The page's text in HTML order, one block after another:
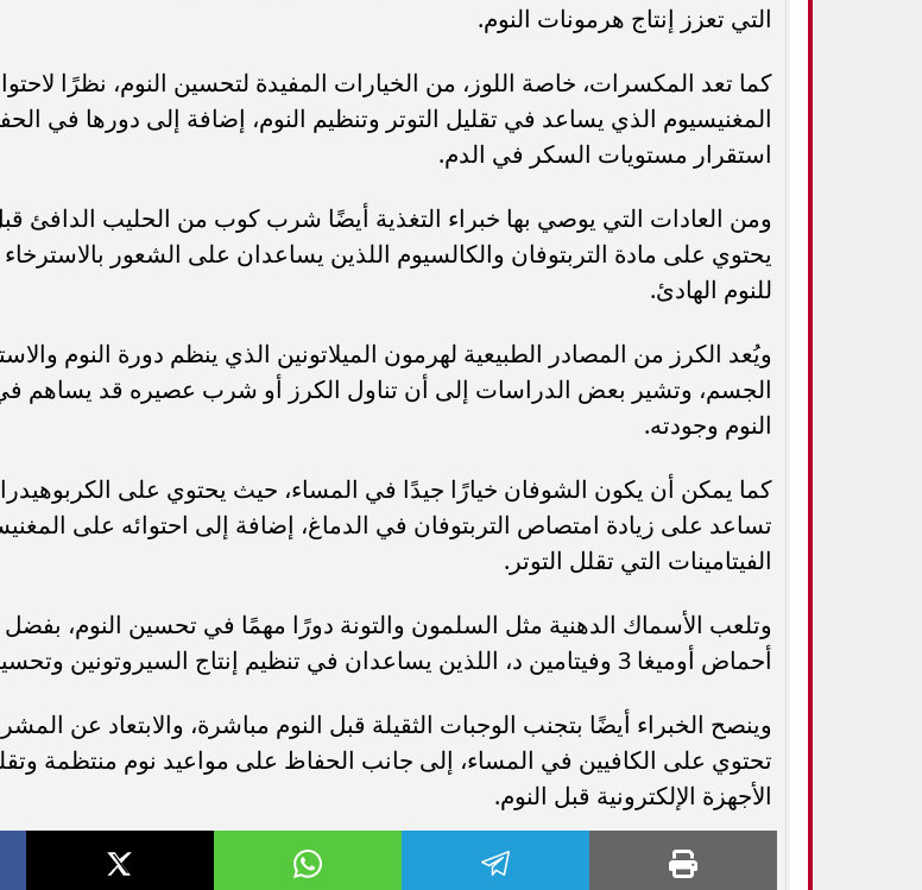
التي تعزز إنتاج هرمونات النوم.
كما تعد المكسرات، خاصة اللوز، من الخيارات المفيدة لتحسين النوم، نظرًا
المغنيسيوم الذي يساعد في تقليل التوتر وتنظيم النوم، إضافة إلى دورها في
استقرار مستويات السكر في الدم.
ومن العادات التي يوصي بها خبراء التغذية أيضًا شرب كوب من الحليب الدافئ
يحتوي على مادة التربتوفان والكالسيوم اللذين يساعدان على الشعور
للنوم الهادئ.
ويُعد الكرز من المصادر الطبيعية لهرمون الميلاتونين الذي ينظم دورة النوم
الجسم، وتشير بعض الدراسات إلى أن تناول الكرز أو شرب عصيره قد يساهم
النوم وجودته.
كما يمكن أن يكون الشوفان خيارًا جيدًا في المساء، حيث يحتوي على
تساعد على زيادة امتصاص التربتوفان في الدماغ، إضافة إلى احتوائه على
الفيتامينات التي تقلل التوتر.
وتلعب الأسماك الدهنية مثل السلمون والتونة دورًا مهمًا في تحسين النوم، بفضل
أحماض أوميغا 3 وفيتامين د، اللذين يساعدان في تنظيم إنتاج السيروتونين وتحسين جودة النوم.
وينصح الخبراء أيضًا بتجنب الوجبات الثقيلة قبل النوم مباشرة، والابتعاد عن
تحتوي على الكافيين في المساء، إلى جانب الحفاظ على مواعيد نوم منتظمة
الأجهزة الإلكترونية قبل النوم.